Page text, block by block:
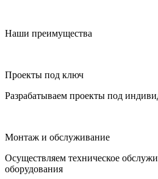
Наши преимущества
Проекты под ключ
Разрабатываем проекты под
Монтаж и обслуживание
Осуществляем техническое
оборудования